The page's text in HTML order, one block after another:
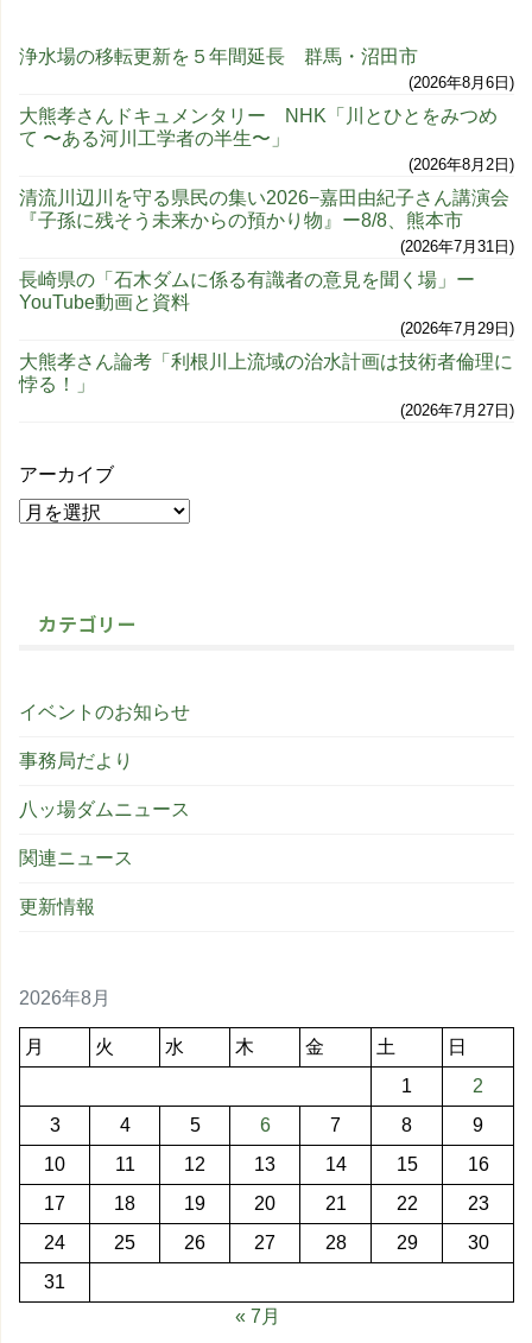
浄水場の移転更新を５年間延長 群馬・沼田市
2026年8月6日
大熊孝さんドキュメンタリー NHK「川とひとをみつめ
て 〜ある河川工学者の半生〜」
2026年8月2日
清流川辺川を守る県民の集い2026−嘉田由紀子さん講演会
『子孫に残そう未来からの預かり物』ー8/8、熊本市
2026年7月31日
長崎県の「石木ダムに係る有識者の意見を聞く場」ー
YouTube動画と資料
2026年7月29日
大熊孝さん論考「利根川上流域の治水計画は技術者倫理に
悖る！」
2026年7月27日
アーカイブ
カテゴリー
イベントのお知らせ
事務局だより
八ッ場ダムニュース
関連ニュース
更新情報
2026年8月
月 火 水 木 金 土
日
1
2
3
4 5 6 7 8
9
10
11 12 13 14 15
16
17
18 19 20 21 22
23
24
25 26 27 28 29
30
31
« 7月